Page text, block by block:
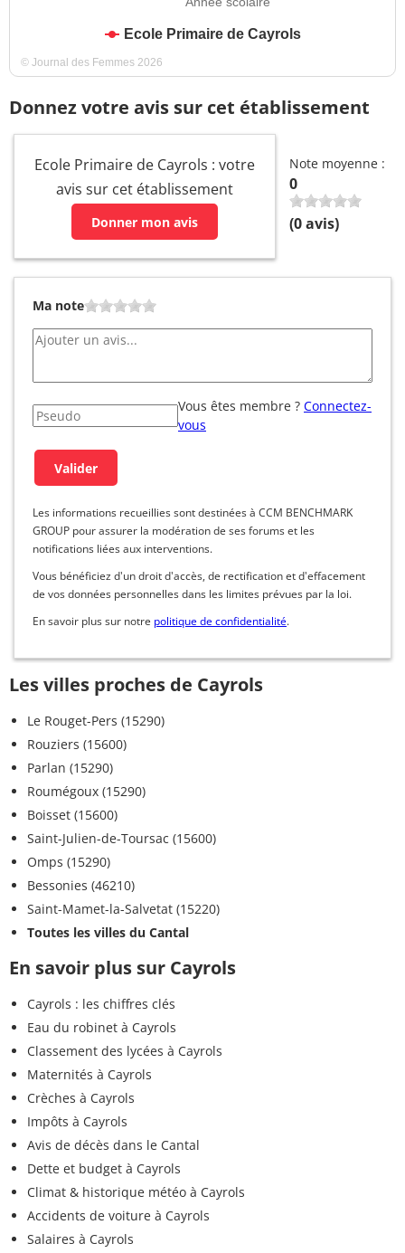
Ecole Primaire de Cayrols
© Journal des Femmes 2026
Donnez votre avis sur cet établissement
Ecole Primaire de Cayrols : votre
avis sur cet établissement
Donner mon avis
Note moyenne :
0
(0avis)
Ma note
Vous êtes membre ? Connectez-
vous
Les informations recueillies sont destinées à CCM BENCHMARK
GROUP pour assurer la modération de ses forums et les
notifications liées aux interventions.
Vous bénéficiez d'un droit d'accès, de rectification et d'effacement
de vos données personnelles dans les limites prévues par la loi.
En savoir plus sur notre politique de confidentialité.
Les villes proches de Cayrols
Le Rouget-Pers (15290)
Rouziers (15600)
Parlan (15290)
Roumégoux (15290)
Boisset (15600)
Saint-Julien-de-Toursac (15600)
Omps (15290)
Bessonies (46210)
Saint-Mamet-la-Salvetat (15220)
Toutes les villes du Cantal
En savoir plus sur Cayrols
Cayrols : les chiffres clés
Eau du robinet à Cayrols
Classement des lycées à Cayrols
Maternités à Cayrols
Crèches à Cayrols
Impôts à Cayrols
Avis de décès dans le Cantal
Dette et budget à Cayrols
Climat & historique météo à Cayrols
Accidents de voiture à Cayrols
Salaires à Cayrols